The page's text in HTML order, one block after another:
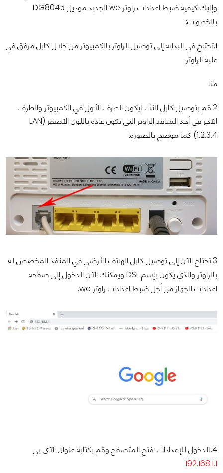
وإليك كيفية ضبط اعدادات راوتر we الجديد موديل DG8045
بالخطوات:
1.تحتاج في البداية إلى توصيل الراوتر بالكمبيوتر من خلال كابل مرفق في
علبة الراوتر.
منا
2.قم بتوصيل كابل النت ليكون الطرف الأول في الكمبيوتر والطرف
الآخر في أحد المنافذ الراوتر التي تكون عادة باللون الأصفر (LAN
1.2.3.4) كما موضح بالصورة.
3.تحتاج الآن إلى توصيل كابل الهاتف الأرضي في المنفذ المخصص له
بالراوتر والذي يكون بإسم DSL ويمكنك الآن الدخول إلى صفحه
اعدادات الجهاز من أجل ضبط اعدادات راوتر we.
4.للدخول للإعدادات افتح المتصفح وقم بكتابة عنوان الآي بي
192.168.1.1